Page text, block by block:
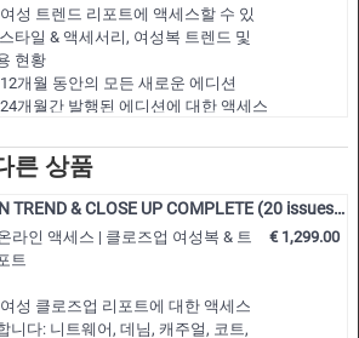
성 트렌드 리포트에 액세스할 수 있
타일 & 액세서리, 여성복 트렌드 및
현황
개월 동안의 모든 새로운 에디션
개월간 발행된 에디션에 대한 액세스
개의 전체 PDF 호 또는 원하는 편집
터 CAD 아트웍 다운로드
멤버십 기간 동안 모든 보고서 보기…
른 상품
& CLOSE UP COMPLETE (20 issues p.a.)
라인 액세스 | 클로즈업 여성복 & 트
트
성 클로즈업 리포트에 대한 액세스
니다: 니트웨어, 데님, 캐주얼, 코트,
€ 1,299.00